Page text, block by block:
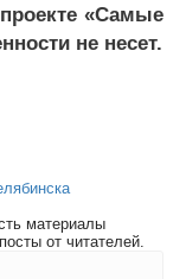
«Самые
не несет.
материалы
от читателей.